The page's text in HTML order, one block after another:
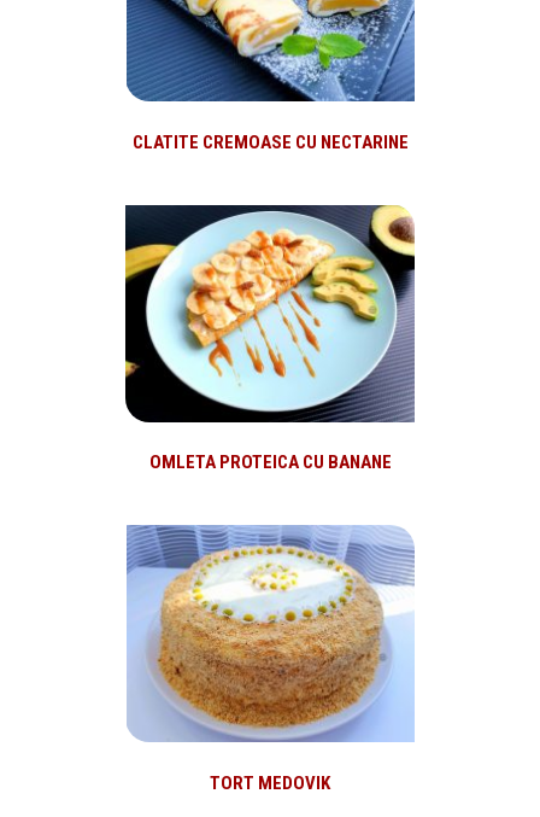
CLATITE CREMOASE CU NECTARINE
OMLETA PROTEICA CU BANANE
TORT MEDOVIK